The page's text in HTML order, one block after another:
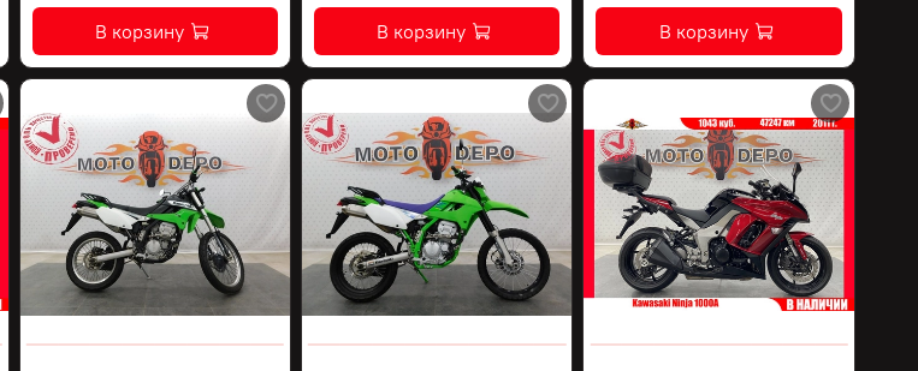
В корзину В корзину В корзину